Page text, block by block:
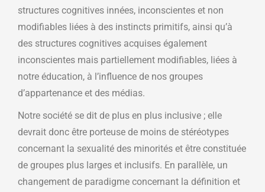
structures cognitives innées, inconscientes et non
modifiables liées à des instincts primitifs, ainsi qu’à
des structures cognitives acquises également
inconscientes mais partiellement modifiables, liées à
notre éducation, à l’influence de nos groupes
d’appartenance et des médias.
Notre société se dit de plus en plus inclusive ; elle
devrait donc être porteuse de moins de stéréotypes
concernant la sexualité des minorités et être constituée
de groupes plus larges et inclusifs. En parallèle, un
changement de paradigme concernant la définition et